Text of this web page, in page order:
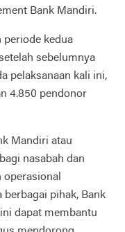
Bank Mandiri.
periode kedua
sebelumnya
pelaksanaan kali ini,
4.850 pendonor
Mandiri atau
nasabah dan
operasional
berbagai pihak, Bank
dapat membantu